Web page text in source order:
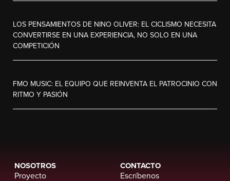
LOS PENSAMIENTOS DE NINO OLIVER: EL CICLISMO NECESITA
CONVERTIRSE EN UNA EXPERIENCIA, NO SOLO EN UNA
COMPETICIÓN
FMO MUSIC: EL EQUIPO QUE REINVENTA EL PATROCINIO CON
RITMO Y PASIÓN
NOSOTROS
Proyecto
CONTACTO
Escríbenos